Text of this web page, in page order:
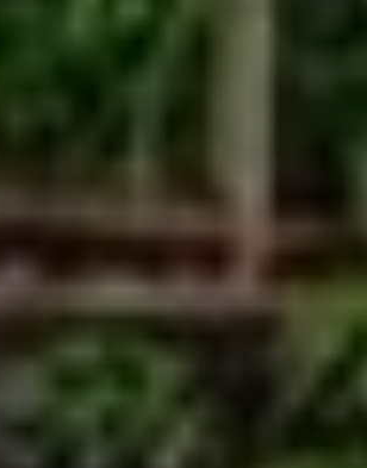
ፋብሪካ
ኬሚካሎችን ብቻ
ጭምር እንጂ